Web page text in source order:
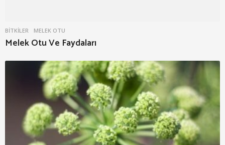
BITKILER MELEK OTU
Melek Otu Ve Faydaları